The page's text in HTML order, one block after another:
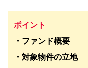
ポイント
・ファンド概要
・対象物件の立地